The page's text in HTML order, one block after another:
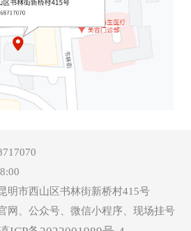
明市西山区书林街新桥村415号
网、公众号、微信小程序、现场挂号